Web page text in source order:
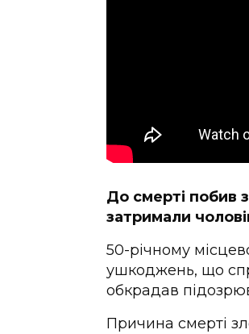
До смерті побив
затримали
50-річному
ушкоджень, що
обкрадав
Причина смерті